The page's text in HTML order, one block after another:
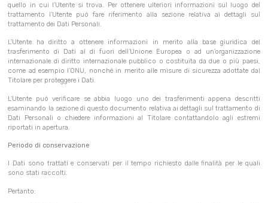
quello in cui l’Utente si trova. Per ottenere ulteriori informazioni sul luogo del
trattamento l’Utente può fare riferimento alla sezione relativa ai dettagli sul
trattamento dei Dati Personali.
L’Utente ha diritto a ottenere informazioni in merito alla base giuridica del
trasferimento di Dati al di fuori dell’Unione Europea o ad un’organizzazione
internazionale di diritto internazionale pubblico o costituita da due o più paesi,
come ad esempio l’ONU, nonché in merito alle misure di sicurezza adottate dal
Titolare per proteggere i Dati.
L’Utente può verificare se abbia luogo uno dei trasferimenti appena descritti
esaminando la sezione di questo documento relativa ai dettagli sul trattamento di
Dati Personali o chiedere informazioni al Titolare contattandolo agli estremi
riportati in apertura.
Periodo di conservazione
I Dati sono trattati e conservati per il tempo richiesto dalle finalità per le quali
sono stati raccolti.
Pertanto: